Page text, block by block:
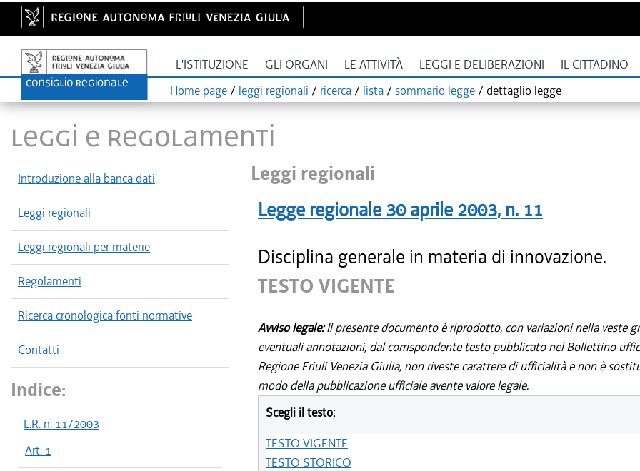
L'ISTITUZIONE GLI ORGANI LE ATTIVITÀ LEGGI E DELIBERAZIONI IL CITTADINO
Home page / leggi regionali / ricerca / lista / sommario legge / dettaglio legge
LEGGI E REGOLAMENTI
Introduzione alla banca dati
Leggi regionali
Leggi regionali per materie
Regolamenti
Ricerca cronologica fonti normative
Contatti
Indice:
L.R. n. 11/2003
Art. 1
Leggi regionali
Legge regionale 30 aprile 2003, n. 11
Disciplina generale in materia di innovazione.
TESTO VIGENTE
Avviso legale:Il presente documento è riprodotto, con variazioni nella veste
eventuali annotazioni, dal corrispondente testo pubblicato nel Bollettino
Regione Friuli Venezia Giulia, non riveste carattere di ufficialità e non è
modo della pubblicazione ufficiale avente valore legale.
Scegli il testo:
TESTO VIGENTE
TESTO STORICO